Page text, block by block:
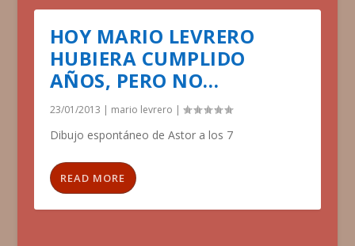
HOY MARIO LEVRERO
HUBIERA CUMPLIDO
AÑOS, PERO NO…
23/01/2013 | mario levrero |
Dibujo espontáneo de Astor a los 7
READ MORE